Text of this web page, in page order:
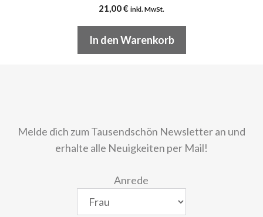
21,00€ inkl. MwSt.
In den Warenkorb
Melde dich zum Tausendschön Newsletter an und
erhalte alle Neuigkeiten per Mail!
Anrede